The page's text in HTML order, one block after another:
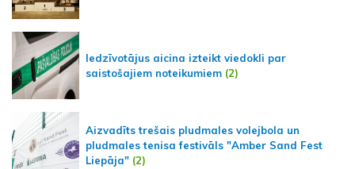
Iedzīvotājus aicina izteikt viedokli par
saistošajiem noteikumiem (2)
Aizvadīts trešais pludmales volejbola un
pludmales tenisa festivāls "Amber Sand Fest
Liepāja" (2)